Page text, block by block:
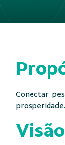
Conectar
prosperidade.
Visão